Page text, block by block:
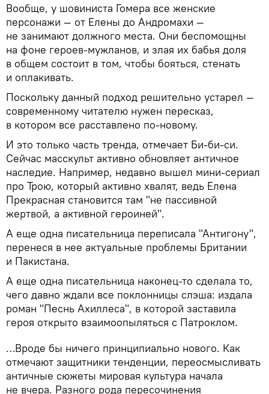
Вообще, у шовиниста Гомера все женские
персонажи — от Елены до Андромахи —
не занимают должного места. Они беспомощны
на фоне героев-мужланов, и злая их бабья доля
в общем состоит в том, чтобы бояться, стенать
и оплакивать.
Поскольку данный подход решительно устарел —
современному читателю нужен пересказ,
в котором все расставлено по-новому.
И это только часть тренда, отмечает Би-би-си.
Сейчас масскульт активно обновляет античное
наследие. Например, недавно вышел мини-сериал
про Трою, который активно хвалят, ведь Елена
Прекрасная становится там "не пассивной
жертвой, а активной героиней".
А еще одна писательница переписала "Антигону",
перенеся в нее актуальные проблемы Британии
и Пакистана.
А еще одна писательница наконец-то сделала то,
чего давно ждали все поклонницы слэша: издала
роман "Песнь Ахиллеса", в которой заставила
героя открыто взаимоопыляться с Патроклом.
…Вроде бы ничего принципиально нового. Как
отмечают защитники тенденции, переосмысливать
античные сюжеты мировая культура начала
не вчера. Разного рода пересочинения